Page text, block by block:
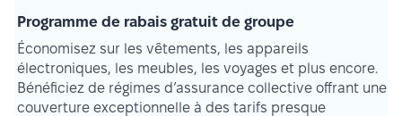
Programme de rabais gratuit de groupe
Économisez sur les vêtements, les appareils
électroniques, les meubles, les voyages et plus encore.
Bénéficiez de régimes d’assurance collective offrant une
couverture exceptionnelle à des tarifs presque